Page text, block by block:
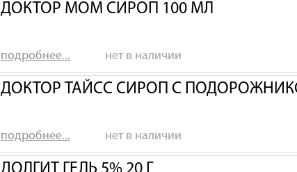
ДОКТОР МОМ СИРОП 100 МЛ
подробнее... нет в наличии
ДОКТОР ТАЙСС СИРОП С
подробнее... нет в наличии